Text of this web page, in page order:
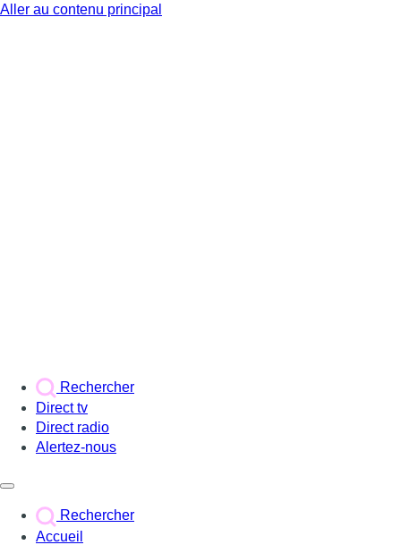
Aller au contenu principal
Rechercher
Direct tv
Direct radio
Alertez-nous
Rechercher
Accueil